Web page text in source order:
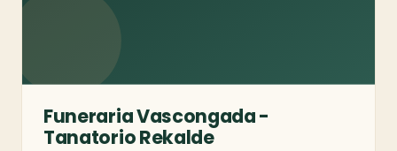
Funeraria Vascongada -
Tanatorio Rekalde